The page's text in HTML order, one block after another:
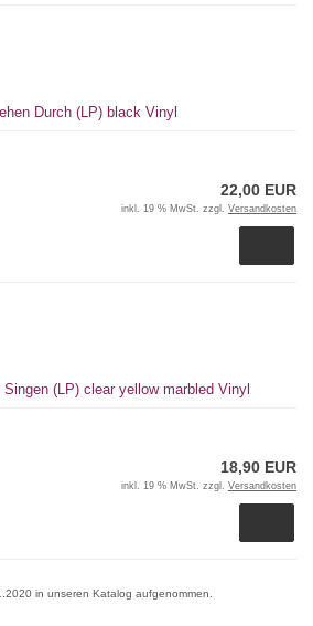
Durch (LP) black Vinyl
22,00 EUR
inkl. 19 % MwSt. zzgl. Versandkosten
(LP) clear yellow marbled Vinyl
18,90 EUR
inkl. 19 % MwSt. zzgl. Versandkosten
in unseren Katalog aufgenommen.